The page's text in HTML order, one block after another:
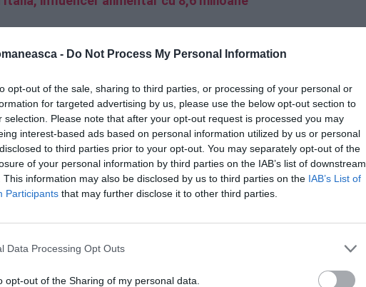
- Do Not Process My Personal Information
opt-out of the sale, sharing to third parties, or processing of your personal or
for targeted advertising by us, please use the below opt-out section to
selection. Please note that after your opt-out request is processed you may
interest-based ads based on personal information utilized by us or personal
to third parties prior to your opt-out. You may separately opt-out of the
of your personal information by third parties on the IAB’s list of downstream
This information may also be disclosed by us to third parties on the IAB’s List of
Participants that may further disclose it to other third parties.
Data Processing Opt Outs
opt-out of the Sharing of my personal data.
de un românvloggerului italiana fost
sunt atât de aglomerate. Atât de
bicicleta. O altă fată a întrebat de ce
Și încă una: de ce voi, italienii,